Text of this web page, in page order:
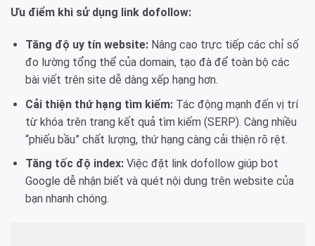
Ưu điểm khi sử dụng link dofollow:
Tăng độ uy tín website:Nâng cao trực tiếp các chỉ số
đo lường tổng thể của domain, tạo đà để toàn bộ các
bài viết trên site dễ dàng xếp hạng hơn.
Cải thiện thứ hạng tìm kiếm:Tác động mạnh đến vị trí
từ khóa trên trang kết quả tìm kiếm (SERP). Càng nhiều
“phiếu bầu” chất lượng, thứ hạng càng cải thiện rõ rệt.
Tăng tốc độ index:Việc đặt link dofollow giúp bot
Google dễ nhận biết và quét nội dung trên website của
bạn nhanh chóng.